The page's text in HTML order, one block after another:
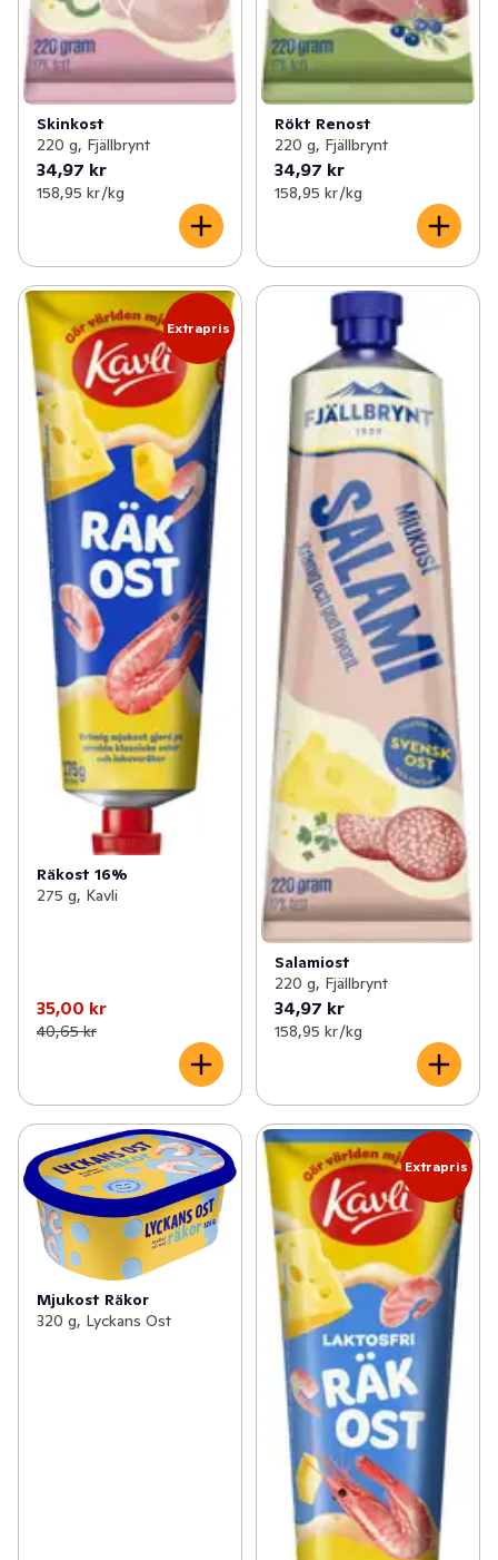
Skinkost
220 g, Fjällbrynt
34,97 kr
158,95 kr /kg
Rökt Renost
220 g, Fjällbrynt
34,97 kr
158,95 kr /kg
Extrapris
Räkost 16%
275 g, Kavli
35,00 kr
40,65 kr
Salamiost
220 g, Fjällbrynt
34,97 kr
158,95 kr /kg
Mjukost Räkor
320 g, Lyckans Ost
Extrapris